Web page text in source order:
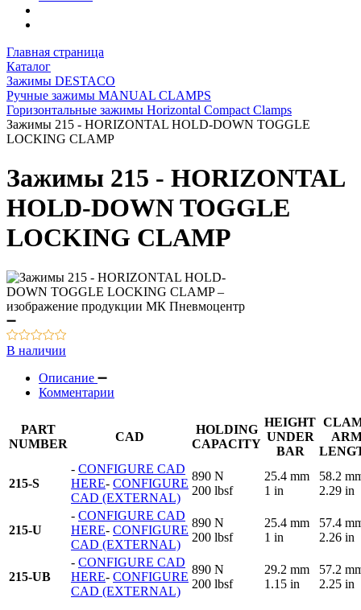
Главная страница
Каталог
Зажимы DESTACO
Ручные зажимы MANUAL CLAMPS
Горизонтальные зажимы Horizontal Compact Clamps
Зажимы 215 - HORIZONTAL HOLD-DOWN TOGGLE
LOCKING CLAMP
Зажимы 215 - HORIZONTAL
HOLD-DOWN TOGGLE
LOCKING CLAMP
В наличии
Описание
Комментарии
PART
NUMBER
CAD
HOLDING
CAPACITY
HEIGHT
UNDER
BAR
215-S
- CONFIGURE CAD
HERE- CONFIGURE
CAD (EXTERNAL)
890 N
200 lbsf
25.4 mm
1 in
58.2
2.29 in
215-U
- CONFIGURE CAD
HERE- CONFIGURE
CAD (EXTERNAL)
890 N
200 lbsf
25.4 mm
1 in
57.4
2.26 in
215-UB
- CONFIGURE CAD
HERE- CONFIGURE
CAD (EXTERNAL)
890 N
200 lbsf
29.2 mm
1.15 in
57.2
2.25 in